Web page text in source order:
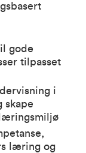
gode
tilpasset
i
skape
læring og